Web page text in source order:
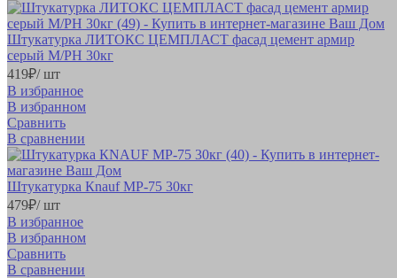
Штукатурка ЛИТОКС ЦЕМПЛАСТ фасад цемент армир
серый М/РН 30кг
419₽/ шт
В избранное
В избранном
Сравнить
В сравнении
Штукатурка Кnauf МР-75 30кг
479₽/ шт
В избранное
В избранном
Сравнить
В сравнении